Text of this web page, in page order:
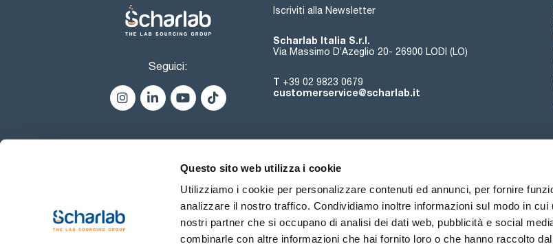
Questo sito web utilizza i cookie
Utilizziamo i cookie per personalizzare contenuti ed annunci, per fornire
analizzare il nostro traffico. Condividiamo inoltre informazioni sul modo in
nostri partner che si occupano di analisi dei dati web, pubblicità e social
combinarle con altre informazioni che hai fornito loro o che hanno raccolto
Seguici:
Iscriviti alla Newsletter
Scharlab Italia S.r.l.
Via Massimo D’Azeglio 20- 26900 LODI (LO)
T +39 02 9823 0679
customerservice@scharlab.it
Chi siamo Eventi Contatto Novità